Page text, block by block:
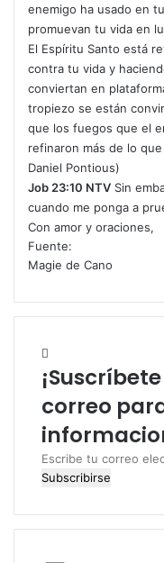
enemigo ha usado en
promuevan tu vida en
El Espíritu Santo está
contra tu vida y
conviertan en
tropiezo se están
que los fuegos que el
refinaron más de lo
Daniel Pontious)
Job 23:10 NTV Sin
cuando me ponga a
Con amor y oraciones,
Fuente:
Magie de Cano
correo
E
s
r
i